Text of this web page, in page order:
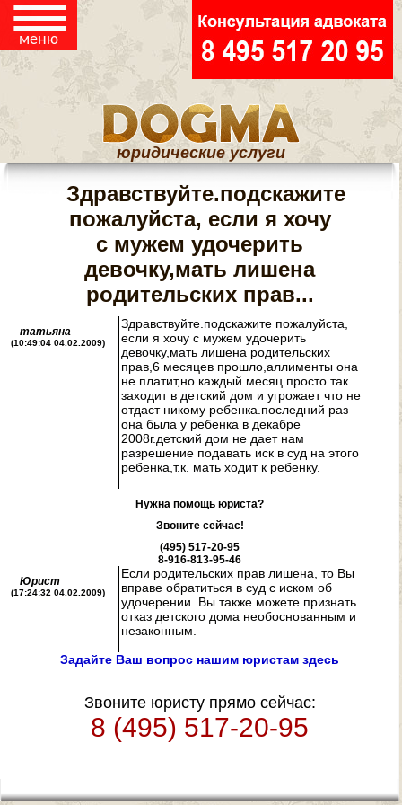
СПОРЫ
ЮРИДИЧЕСКАЯ
ПОМОЩЬ
ПОТРЕБИТЕЛЯМ
РЕГИСТРАЦИЯ И
ЛИКВИДАЦИЯ ООО
И ИП
КОНТАКТЫ
ЮРИДИЧЕСКИЕ
СТАТЬИ
☰
меню
юридические услуги
Здравствуйте.подскажите
пожалуйста, если я хочу
с мужем удочерить
девочку,мать лишена
родительских прав...
татьяна
(10:49:04 04.02.2009)
Здравствуйте.подскажите пожалуйста,
если я хочу с мужем удочерить
девочку,мать лишена родительских
прав,6 месяцев прошло,аллименты она
не платит,но каждый месяц просто так
заходит в детский дом и угрожает что не
отдаст никому ребенка.последний раз
она была у ребенка в декабре
2008г.детский дом не дает нам
разрешение подавать иск в суд на этого
ребенка,т.к. мать ходит к ребенку.
Нужна помощь юриста?
Звоните сейчас!
(495) 517-20-95
8-916-813-95-46
Юрист
(17:24:32 04.02.2009)
Если родительских прав лишена, то Вы
вправе обратиться в суд с иском об
удочерении. Вы также можете признать
отказ детского дома необоснованным и
незаконным.
Задайте Ваш вопрос нашим юристам здесь
Звоните юристу прямо сейчас:
8 (495) 517-20-95